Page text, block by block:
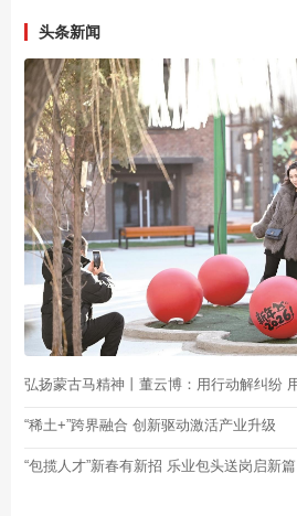
头条新闻
弘扬蒙古马精神丨董云博：用行动解纠纷
“稀土+”跨界融合 创新驱动激活产业升级
“包揽人才”新春有新招 乐业包头送岗启新篇